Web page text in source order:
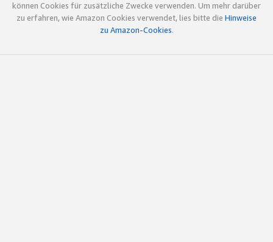
können Cookies für zusätzliche Zwecke verwenden. Um mehr darüber
zu erfahren, wie Amazon Cookies verwendet, lies bitte die Hinweise
zu Amazon-Cookies.